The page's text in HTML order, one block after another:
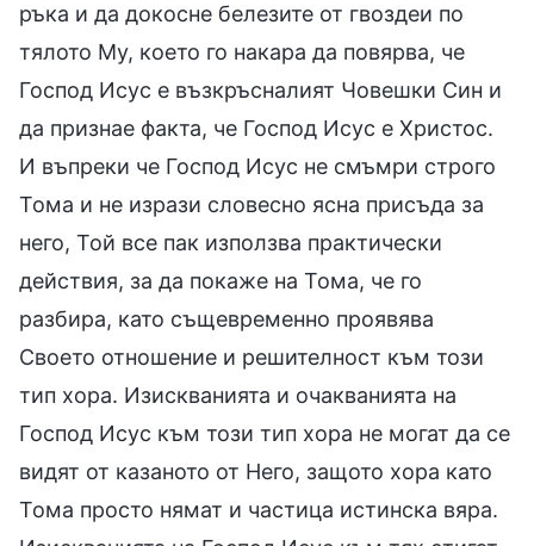
ръка и да докосне белезите от гвоздеи по
тялото Му, което го накара да повярва, че
Господ Исус е възкръсналият Човешки Син и
да признае факта, че Господ Исус е Христос.
И въпреки че Господ Исус не смъмри строго
Тома и не изрази словесно ясна присъда за
него, Той все пак използва практически
действия, за да покаже на Тома, че го
разбира, като същевременно проявява
Своето отношение и решителност към този
тип хора. Изискванията и очакванията на
Господ Исус към този тип хора не могат да се
видят от казаното от Него, защото хора като
Тома просто нямат и частица истинска вяра.